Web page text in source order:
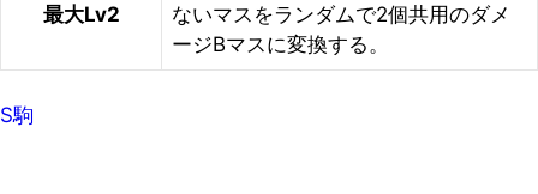
最大Lv2
ないマスをランダムで2個共用のダメ
ージBマスに変換する。
S駒